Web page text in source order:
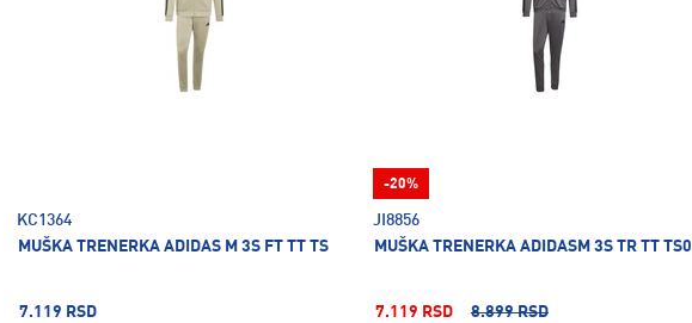
KC1364
MUŠKA TRENERKA ADIDAS M 3S FT TT TS
7.119 RSD
JI8856
MUŠKA TRENERKA ADIDASM 3S TR TT TS0
7.119 RSD 8.899 RSD
-20%